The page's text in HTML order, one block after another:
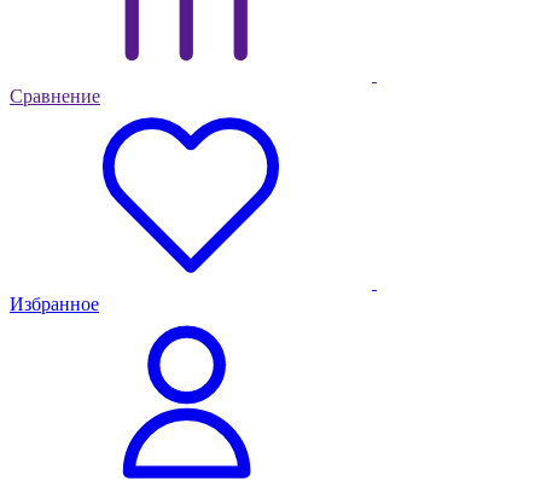
Сравнение
Избранное